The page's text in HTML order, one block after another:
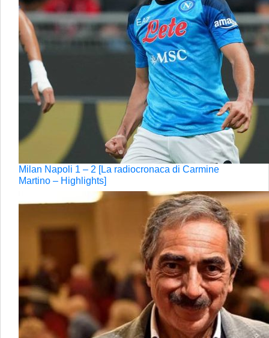
Milan Napoli 1 – 2 [La radiocronaca di Carmine
Martino – Highlights]